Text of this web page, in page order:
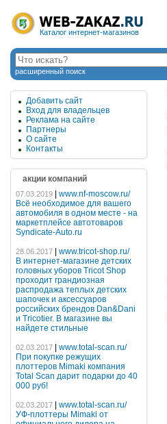
Каталог интернет-магазинов
расширенный поиск
Добавить сайт
Вход для владельцев
Реклама на сайте
Партнеры
О сайте
Контакты
акции компаний
07.03.2019
www.nf-moscow.ru/
Всё необходимое для вашего
автомобиля в одном месте - на
маркетплейсе автотоваров
Syndicate-Auto.ru
28.06.2017
www.tricot-shop.ru/
В интернет-магазине детских
головных уборов Tricot Shop
проходит грандиозная
распродажа теплых детских
шапочек и аксессуаров
российских брендов Dan&Dani
и Tricotier. В магазине вы
найдете стильные
02.03.2017
www.total-scan.ru/
При покупке режущих
плоттеров Mimaki компания
Total Scan дарит подарки до 40
000 руб!
02.03.2017
www.total-scan.ru/
УФ-плоттеры Mimaki от